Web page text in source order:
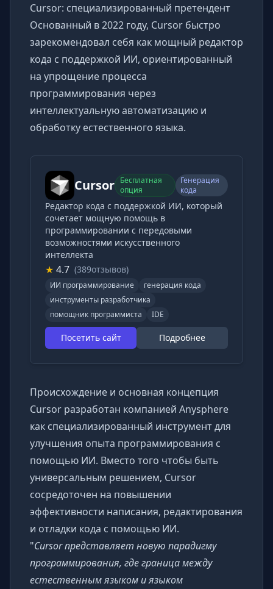
Cursor: специализированный претендент
Основанный в 2022 году, Cursor быстро
зарекомендовал себя как мощный редактор
кода с поддержкой ИИ, ориентированный
на упрощение процесса
программирования через
интеллектуальную автоматизацию и
обработку естественного языка.
Cursor Бесплатная
опция
Генерация
кода
Редактор кода с поддержкой ИИ, который
сочетает мощную помощь в
программировании с передовыми
возможностями искусственного
интеллекта
★ 4.7 (389отзывов)
ИИ программирование
генерация кода
инструменты разработчика
помощник программиста
IDE
Посетить сайт Подробнее
Происхождение и основная концепция
Cursor разработан компанией Anysphere
как специализированный инструмент для
улучшения опыта программирования с
помощью ИИ. Вместо того чтобы быть
универсальным решением, Cursor
сосредоточен на повышении
эффективности написания, редактирования
и отладки кода с помощью ИИ.
"Cursor представляет новую парадигму
программирования, где граница между
естественным языком и языком